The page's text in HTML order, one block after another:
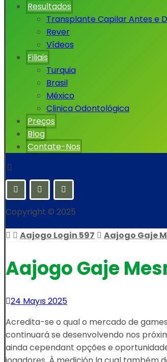
Resultados
Transplante Capilar Antes e
Rever
Vídeos
Filiais
Turquia
Brasil
México
Clinica Odontológica
Preços
Blog
Contate-Nos
Copyright © 2025
Aajogo Login 597
Aajogo Gaje
Aajogo Gaje
24 Mayıs 2025
Acredita-se o qual o mercado de
continuará se desenvolvendo nos
ainda cependant opções e